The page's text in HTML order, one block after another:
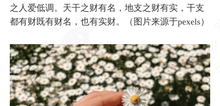
之人爱低调。天干之财有名，地支之财有实，干支
都有财既有财名，也有实财。（图片来源于pexels）